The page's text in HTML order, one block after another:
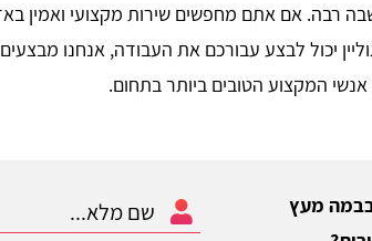
רבה. אם אתם מחפשים שירות מקצועי ואמין
יכול לבצע עבורכם את העבודה, אנחנו
המקצוע הטובים ביותר בתחום.
בבמה מעץ